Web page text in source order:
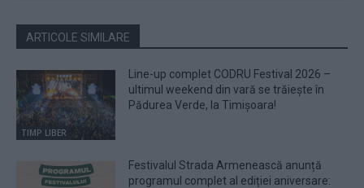
ARTICOLE SIMILARE
TIMP LIBER
Line-up complet CODRU Festival 2026 –
ultimul weekend din vară se trăiește în
Pădurea Verde, la Timișoara!
Festivalul Strada Armenească anunță
programul complet al ediției aniversare: